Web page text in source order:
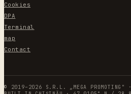
Cookies
DPA
Terminal
map
Contact
© 2019–2026 S.R.L. „MEGA PROMOTING"